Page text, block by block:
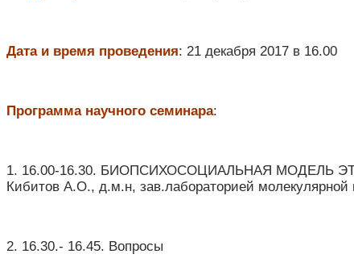
Дата и время проведения: 21 декабря 2017 в 16.00
Программа научного семинара:
1.​ 16.00-16.30. БИОПСИХОСОЦИАЛЬНАЯ МОДЕЛЬ
Кибитов А.О., д.м.н, зав.лабораторией
2.​ 16.30.- 16.45. Вопросы